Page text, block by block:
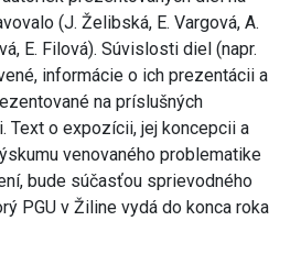
(J. Želibská, E. Vargová, A.
E. Filová). Súvislosti diel (napr.
informácie o ich prezentácii a
na príslušných
Text o expozícii, jej koncepcii a
venovaného problematike
bude súčasťou sprievodného
PGU v Žiline vydá do konca roka